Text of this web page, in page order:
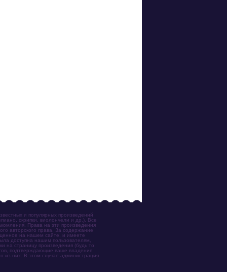
и популярных произведений
скрипки, виолончели и др.). Все
Права на эти произведения
авторского права. За содержание
на нашем сайте, и имеете
доступна нашим пользователям,
на страницу произведения (будь то
подтверждающие ваше владение
из них. В этом случае администрация